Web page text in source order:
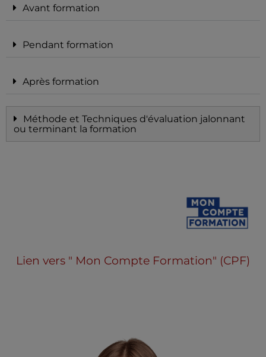
Avant formation
Pendant formation
Après formation
Méthode et Techniques d'évaluation jalonnant
ou terminant la formation
Lien vers " Mon Compte Formation" (CPF)